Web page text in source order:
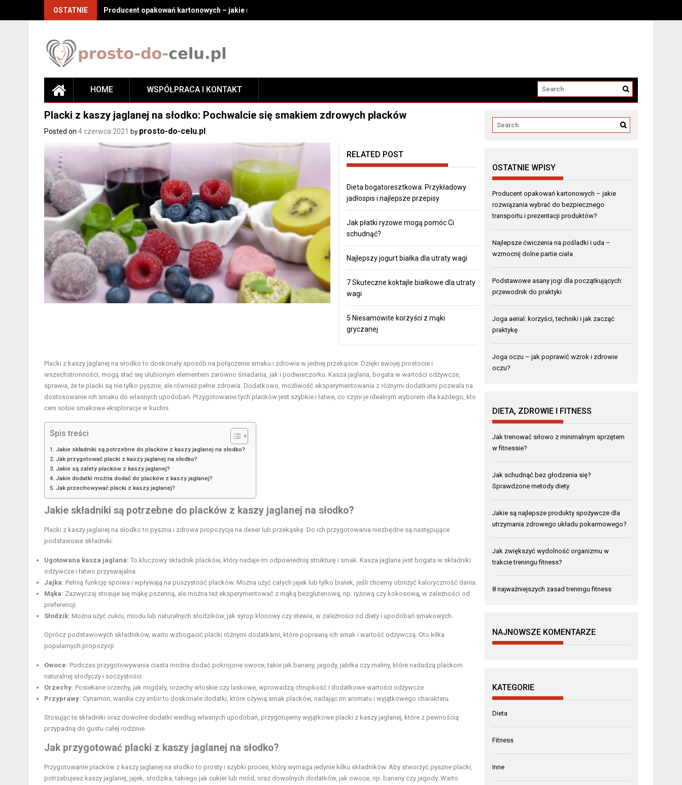
OSTATNIE Producent opakowań kartonowych – jakie rozwiązania wybrać do bezpiecznego transportu i prezentacji produktów?
HOME WSPÓŁPRACA I KONTAKT
Placki z kaszy jaglanej na słodko: Pochwalcie się smakiem zdrowych placków
Posted on 4 czerwca 2021 by prosto-do-celu.pl
RELATED POST
Dieta bogatoresztkowa: Przykładowy
jadłospis i najlepsze przepisy
Jak płatki ryżowe mogą pomóc Ci
schudnąć?
Najlepszy jogurt białka dla utraty wagi
7 Skuteczne koktajle białkowe dla utraty
wagi
5 Niesamowite korzyści z mąki
gryczanej
Placki z kaszy jaglanej na słodko to doskonały sposób na połączenie smaku i zdrowia w jednej przekąsce. Dzięki swojej prostocie i
wszechstronności, mogą stać się ulubionym elementem zarówno śniadania, jak i podwieczorku. Kasza jaglana, bogata w wartości odżywcze,
sprawia, że te placki są nie tylko pyszne, ale również pełne zdrowia. Dodatkowo, możliwość eksperymentowania z różnymi dodatkami pozwala na
dostosowanie ich smaku do własnych upodobań. Przygotowanie tych placków jest szybkie i łatwe, co czyni je idealnym wyborem dla każdego, kto
ceni sobie smakowe eksploracje w kuchni.
Spis treści
Jakie składniki są potrzebne do placków z kaszy jaglanej na słodko?
Jak przygotować placki z kaszy jaglanej na słodko?
Jakie są zalety placków z kaszy jaglanej?
Jakie dodatki można dodać do placków z kaszy jaglanej?
Jak przechowywać placki z kaszy jaglanej?
Jakie składniki są potrzebne do placków z kaszy jaglanej na słodko?
Placki z kaszy jaglanej na słodko to pyszna i zdrowa propozycja na deser lub przekąskę. Do ich przygotowania niezbędne są następujące
podstawowe składniki:
Ugotowana kasza jaglana: To kluczowy składnik placków, który nadaje im odpowiednią strukturę i smak. Kasza jaglana jest bogata w składniki
odżywcze i łatwo przyswajalna.
Jajka: Pełnią funkcję spoiwa i wpływają na puszystość placków. Można użyć całych jajek lub tylko białek, jeśli chcemy obniżyć kaloryczność dania.
Mąka: Zazwyczaj stosuje się mąkę pszenną, ale można też eksperymentować z mąką bezglutenową, np. ryżową czy kokosową, w zależności od
preferencji.
Słodzik: Można użyć cukru, miodu lub naturalnych słodzików, jak syrop klonowy czy stewia, w zależności od diety i upodobań smakowych.
Oprócz podstawowych składników, warto wzbogacić placki różnymi dodatkami, które poprawią ich smak i wartość odżywczą. Oto kilka
popularnych propozycji:
Owoce: Podczas przygotowywania ciasta można dodać pokrojone owoce, takie jak banany, jagody, jabłka czy maliny, które nadadzą plackom
naturalnej słodyczy i soczystości.
Orzechy: Posiekane orzechy, jak migdały, orzechy włoskie czy laskowe, wprowadzą chrupkość i dodatkowe wartości odżywcze.
Przyprawy: Cynamon, wanilia czy imbir to doskonałe dodatki, które ożywią smak placków, nadając im aromatu i wyjątkowego charakteru.
Stosując te składniki oraz dowolne dodatki według własnych upodobań, przygotujemy wyjątkowe placki z kaszy jaglanej, które z pewnością
przypadną do gustu całej rodzinie.
Jak przygotować placki z kaszy jaglanej na słodko?
Przygotowanie placków z kaszy jaglanej na słodko to prosty i szybki proces, który wymaga jedynie kilku składników. Aby stworzyć pyszne placki,
potrzebujesz kaszy jaglanej, jajek, słodzika, takiego jak cukier lub miód, oraz dowolnych dodatków, jak owoce, np. banany czy jagody. Warto
OSTATNIE WPISY
Producent opakowań kartonowych – jakie
rozwiązania wybrać do bezpiecznego
transportu i prezentacji produktów?
Najlepsze ćwiczenia na pośladki i uda –
wzmocnij dolne partie ciała
Podstawowe asany jogi dla początkujących:
przewodnik do praktyki
Joga aerial: korzyści, techniki i jak zacząć
praktykę
Joga oczu – jak poprawić wzrok i zdrowie
oczu?
DIETA, ZDROWIE I FITNESS
Jak trenować siłowo z minimalnym sprzętem
w fitnessie?
Jak schudnąć bez głodzenia się?
Sprawdzone metody diety
Jakie są najlepsze produkty spożywcze dla
utrzymania zdrowego układu pokarmowego?
Jak zwiększyć wydolność organizmu w
trakcie treningu fitness?
8 najważniejszych zasad treningu fitness
NAJNOWSZE KOMENTARZE
KATEGORIE
Dieta
Fitness
Inne